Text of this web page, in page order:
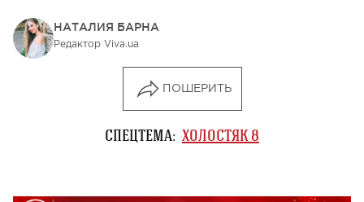
НАТАЛИЯ БАРНА
Редактор Viva.ua
ПОШЕРИТЬ
СПЕЦТЕМА: ХОЛОСТЯК 8